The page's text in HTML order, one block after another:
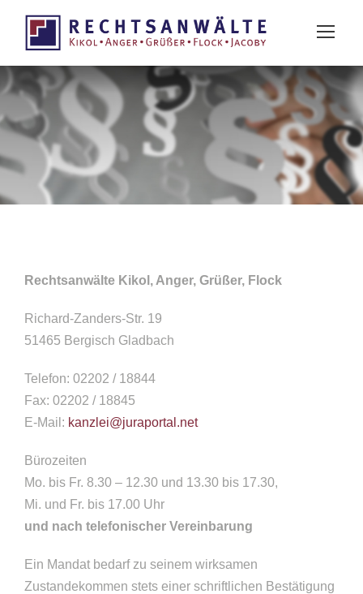
Rechtsanwälte Kikol, Anger, Grüßer, Flock
Richard-Zanders-Str. 19
51465 Bergisch Gladbach
Telefon: 02202 / 18844
Fax: 02202 / 18845
E-Mail: kanzlei@juraportal.net
Bürozeiten
Mo. bis Fr. 8.30 – 12.30 und 13.30 bis 17.30,
Mi. und Fr. bis 17.00 Uhr
und nach telefonischer Vereinbarung
Ein Mandat bedarf zu seinem wirksamen
Zustandekommen stets einer schriftlichen Bestätigung